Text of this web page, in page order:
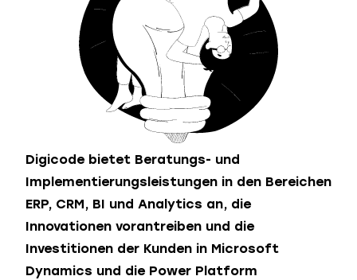
Digicode bietet Beratungs- und
Implementierungsleistungen in den Bereichen
ERP, CRM, BI und Analytics an, die
Innovationen vorantreiben und die
Investitionen der Kunden in Microsoft
Dynamics und die Power Platform